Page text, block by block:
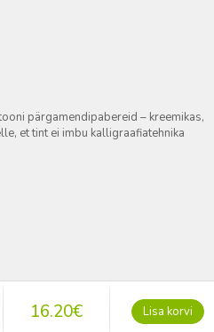
pärgamendipabereid – kreemikas,
et tint ei imbu kalligraafiatehnika
16.20€ Lisa korvi